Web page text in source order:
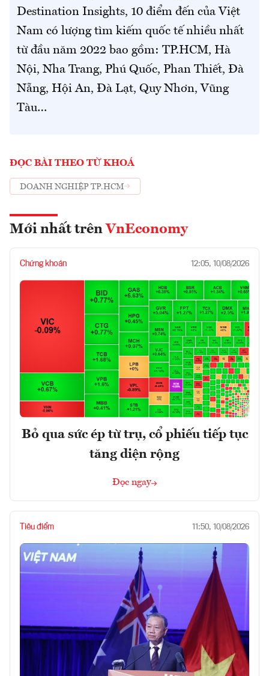
Destination Insights, 10 điểm đến của Việt
Nam có lượng tìm kiếm quốc tế nhiều nhất
từ đầu năm 2022 bao gồm: TP.HCM, Hà
Nội, Nha Trang, Phú Quốc, Phan Thiết, Đà
Nẵng, Hội An, Đà Lạt, Quy Nhơn, Vũng
Tàu…
ĐỌC BÀI THEO TỪ KHOÁ
DOANH NGHIỆP TP.HCM
Mới nhất trên VnEconomy
Chứng khoán 12:05, 10/08/2026
Bỏ qua sức ép từ trụ, cổ phiếu tiếp tục
tăng diện rộng
Đọc ngay
Tiêu điểm 11:50, 10/08/2026